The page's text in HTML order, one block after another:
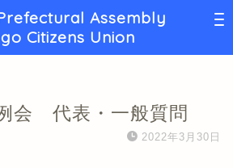
Assembly
Citizens Union
会 代表・一般質問
2022年3月30日